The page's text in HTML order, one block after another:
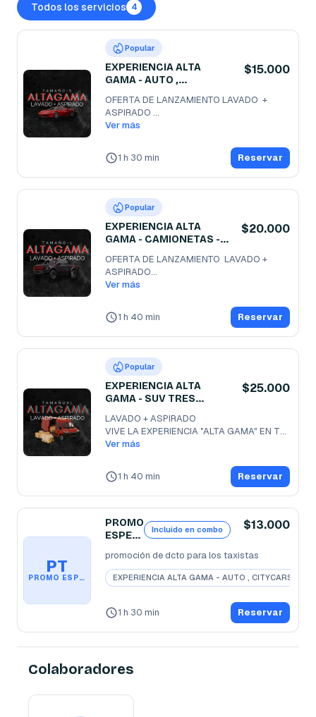
Todos los servicios 4
Popular
EXPERIENCIA ALTA
GAMA - AUTO ,
$15.000
OFERTA DE LANZAMIENTO LAVADO  +
ASPIRADO
VIVE LA EXPERIENCIA "ALTA GAMA" EN
Ver más
1 h 30 min Reservar
Popular
EXPERIENCIA ALTA
GAMA - CAMIONETAS -
$20.000
OFERTA DE LANZAMIENTO  LAVADO +
ASPIRADO
VIVE LA EXPRIENCIA ALTA GAMA EN TU
Ver más
1 h 40 min Reservar
Popular
EXPERIENCIA ALTA
GAMA - SUV TRES
$25.000
LAVADO + ASPIRADO
VIVE LA EXPERIENCIA "ALTA GAMA" EN TU
FURGON O TU CAMION Y
Ver más
1 h 40 min Reservar
PT
PROMO ESPECIAL TAXISTA
PROMO
ESPECI
TAXIST
A
Incluido en combo $13.000
promoción de dcto para los taxistas
EXPERIENCIA ALTA GAMA - AUTO , CITYCARS
1 h 30 min Reservar
Colaboradores